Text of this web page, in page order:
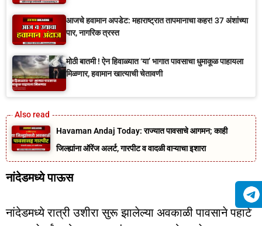
आजचे हवामान अपडेट: महाराष्ट्रात तापमानाचा कहर! 37 अंशांच्या
पार, नागरिक त्रस्त
मोठी बातमी ! ऐन हिवाळ्यात ‘या’ भागात पावसाचा धुमाकूळ पाहायला
मिळणार, हवामान खात्याची चेतावणी
Havaman Andaj Today: राज्यात पावसाचे आगमन; काही
जिल्ह्यांना ऑरेंज अलर्ट, गारपीट व वादळी वाऱ्याचा इशारा
नांदेडमध्ये पाऊस
नांदेडमध्ये रात्री उशीरा सुरू झालेल्या अवकाळी पावसाने पहाटे